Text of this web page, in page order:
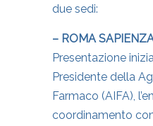
due sedi:
– ROMA
Presentazione
Presidente della
Farmaco (AIFA),
coordinamento